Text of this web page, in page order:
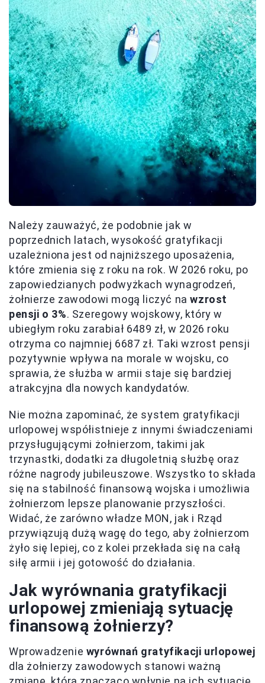
Należy zauważyć, że podobnie jak w
poprzednich latach, wysokość gratyfikacji
uzależniona jest od najniższego uposażenia,
które zmienia się z roku na rok. W 2026 roku, po
zapowiedzianych podwyżkach wynagrodzeń,
żołnierze zawodowi mogą liczyć nawzrost
pensji o 3%. Szeregowy wojskowy, który w
ubiegłym roku zarabiał 6489 zł, w 2026 roku
otrzyma co najmniej 6687 zł. Taki wzrost pensji
pozytywnie wpływa na morale w wojsku, co
sprawia, że służba w armii staje się bardziej
atrakcyjna dla nowych kandydatów.
Nie można zapominać, że system gratyfikacji
urlopowej współistnieje z innymi świadczeniami
przysługującymi żołnierzom, takimi jak
trzynastki, dodatki za długoletnią służbę oraz
różne nagrody jubileuszowe. Wszystko to składa
się na stabilność finansową wojska i umożliwia
żołnierzom lepsze planowanie przyszłości.
Widać, że zarówno władze MON, jak i Rząd
przywiązują dużą wagę do tego, aby żołnierzom
żyło się lepiej, co z kolei przekłada się na całą
siłę armii i jej gotowość do działania.
Jak wyrównania gratyfikacji
urlopowej zmieniają sytuację
finansową żołnierzy?
Wprowadzenie wyrównań gratyfikacji urlopowej
dla żołnierzy zawodowych stanowi ważną